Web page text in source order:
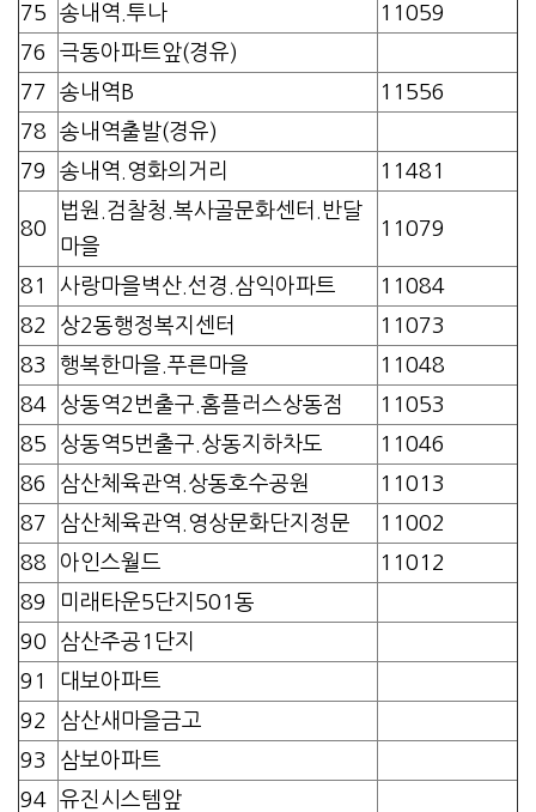
75
송내역.투나
11059
76
극동아파트앞(경유)
77
송내역B
11556
78
송내역출발(경유)
79
송내역.영화의거리 11481
80
법원.검찰청.복사골문화센터.반달
마을
11079
81 사랑마을벽산.선경.삼익아파트
11084
82
상2동행정복지센터
11073
83
행복한마을.푸른마을
11048
84
상동역2번출구.홈플러스상동점
11053
85
상동역5번출구.상동지하차도
11046
86
삼산체육관역.상동호수공원
11013
87
삼산체육관역.영상문화단지정문
11002
88
아인스월드
11012
89
미래타운5단지501동
90
삼산주공1단지
91
대보아파트
92
삼산새마을금고
93
삼보아파트
94
유진시스템앞